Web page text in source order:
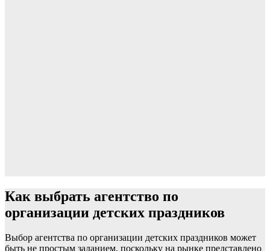
Как выбрать агентство по
организации детских праздников
Выбор агентства по организации детских праздников может
быть не простым заданием, поскольку на рынке представлено